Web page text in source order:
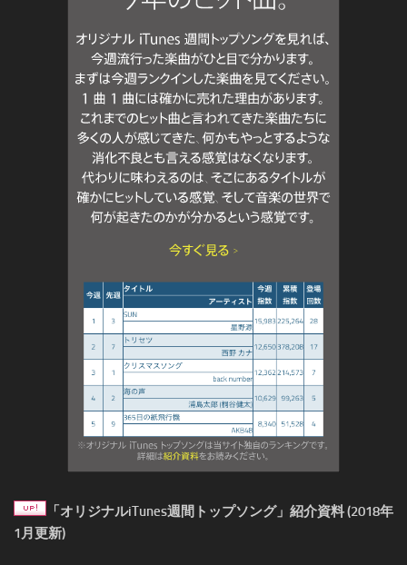
「オリジナルiTunes週間トップソング」紹介資料 (2018年
1月更新)